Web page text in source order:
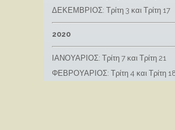
ΔΕΚΕΜΒΡΙΟΣ: Τρίτη 3 και Τρίτη 17
2020
ΙΑΝΟΥΑΡΙΟΣ: Τρίτη 7 και Τρίτη 21
ΦΕΒΡΟΥΑΡΙΟΣ: Τρίτη 4 και Τρίτη